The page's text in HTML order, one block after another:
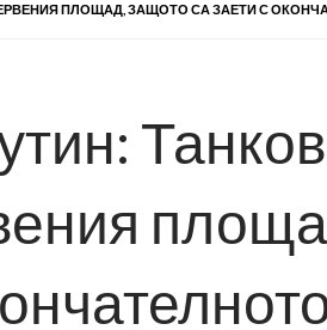
ПЛОЩАД, ЗАЩОТО СА ЗАЕТИ С